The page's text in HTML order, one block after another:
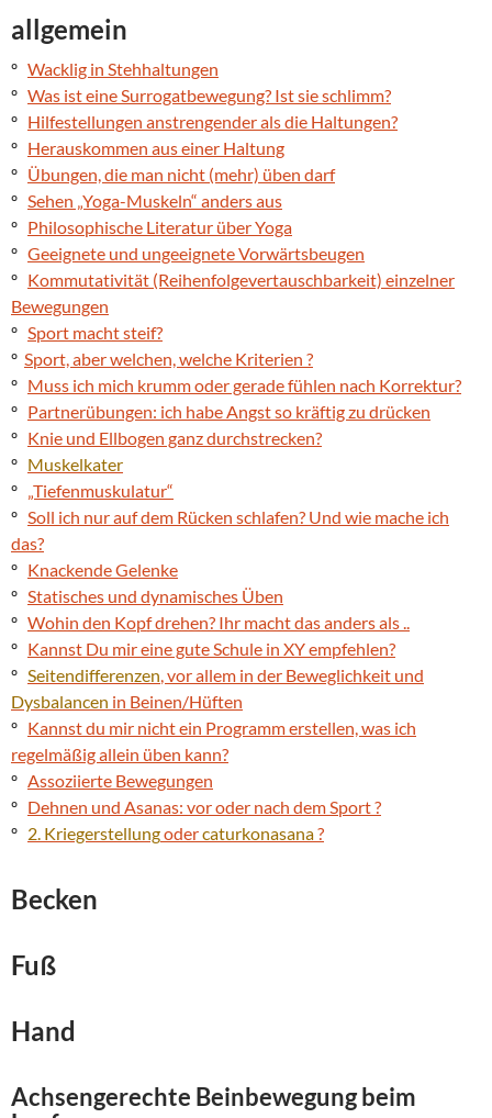
allgemein
º Wacklig in Stehhaltungen
º Was ist eine Surrogatbewegung? Ist sie schlimm?
º Hilfestellungen anstrengender als die Haltungen?
º Herauskommen aus einer Haltung
º Übungen, die man nicht (mehr) üben darf
º Sehen „Yoga-Muskeln“ anders aus
º Philosophische Literatur über Yoga
º Geeignete und ungeeignete Vorwärtsbeugen
º Kommutativität (Reihenfolgevertauschbarkeit) einzelner
Bewegungen
º Sport macht steif?
º Sport, aber welchen, welche Kriterien ?
º Muss ich mich krumm oder gerade fühlen nach Korrektur?
º Partnerübungen: ich habe Angst so kräftig zu drücken
º Knie und Ellbogen ganz durchstrecken?
º Muskelkater
º „Tiefenmuskulatur“
º Soll ich nur auf dem Rücken schlafen? Und wie mache ich
das?
º Knackende Gelenke
º Statisches und dynamisches Üben
º Wohin den Kopf drehen? Ihr macht das anders als ..
º Kannst Du mir eine gute Schule in XY empfehlen?
º Seitendifferenzen, vor allem in der Beweglichkeit und
Dysbalancen in Beinen/Hüften
º Kannst du mir nicht ein Programm erstellen, was ich
regelmäßig allein üben kann?
º Assoziierte Bewegungen
º Dehnen und Asanas: vor oder nach dem Sport ?
º 2. Kriegerstellungodercaturkonasana?
Becken
Fuß
Hand
Achsengerechte Beinbewegung beim